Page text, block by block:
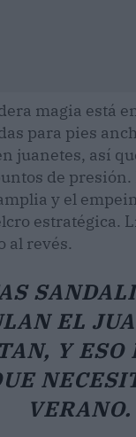
magia está
para pies
juanetes, así
de presión.
y el
estratégica.
al revés.
EL
Y ESO
VERANO.